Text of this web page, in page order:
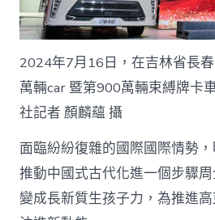
2024年7月16日，在吉林省長
萬輛car 暨第900萬輛束縛牌卡
社記者 顏麟蘊 攝
面臨紛紛復雜的國際國際情勢
推動中國式古代化進一個步驟
變成長新質生孩子力，為推進